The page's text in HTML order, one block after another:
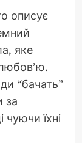
описує
яке
“бачать”
за
чуючи їхні